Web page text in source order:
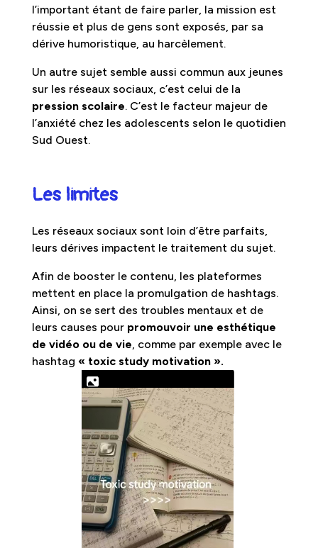
l’important étant de faire parler, la mission est
réussie et plus de gens sont exposés, par sa
dérive humoristique, au harcèlement.
Un autre sujet semble aussi commun aux jeunes
sur les réseaux sociaux, c’est celui de la
pression scolaire. C’est le facteur majeur de
l’anxiété chez les adolescents selon le quotidien
Sud Ouest.
Les limites
Les réseaux sociaux sont loin d’être parfaits,
leurs dérives impactent le traitement du sujet.
Afin de booster le contenu, les plateformes
mettent en place la promulgation de hashtags.
Ainsi, on se sert des troubles mentaux et de
leurs causes pour promouvoir une esthétique
de vidéo ou de vie , comme par exemple avec le
hashtag « toxic study motivation ».